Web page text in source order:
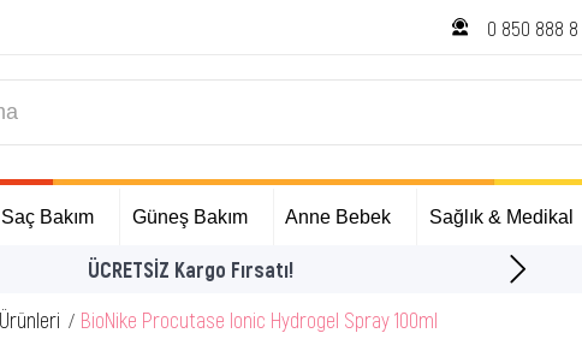
0 850 888 8
Saç Bakım Güneş Bakım Anne Bebek Sağlık & Medikal
İlk Alışverişinize Özel Hediyeler
BioNike Procutase Ionic Hydrogel Spray 100ml